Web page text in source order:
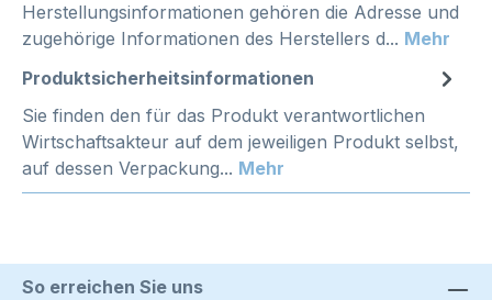
Herstellungsinformationen gehören die Adresse und
zugehörige Informationen des Herstellers d... Mehr
Produktsicherheitsinformationen
Sie finden den für das Produkt verantwortlichen
Wirtschaftsakteur auf dem jeweiligen Produkt selbst,
auf dessen Verpackung... Mehr
So erreichen Sie uns